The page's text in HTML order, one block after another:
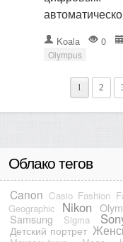
Koala 0
Olympus
1 2
Облако тегов
Canon Casio Fashion
Geographic
Nikon
Samsung Sigma
Детский портрет